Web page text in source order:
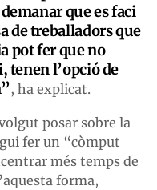
que es faci
de treballadors que
pot fer que no
tenen l’opció de
, ha explicat.
posar sobre la
fer un “còmput
més temps de
forma,